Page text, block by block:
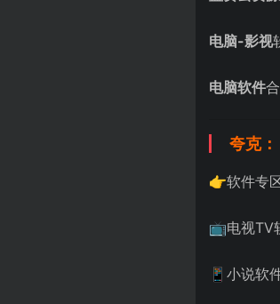
电脑-影视
电脑软件
夸克：
👉软件专
📺电视TV
📱小说软